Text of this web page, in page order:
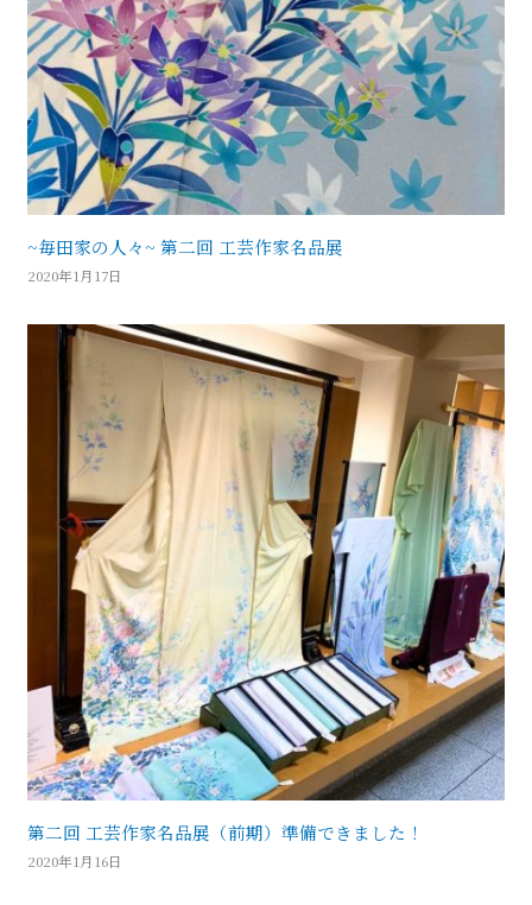
~毎田家の人々~ 第二回 工芸作家名品展
2020年1月17日
第二回 工芸作家名品展（前期）準備できました！
2020年1月16日